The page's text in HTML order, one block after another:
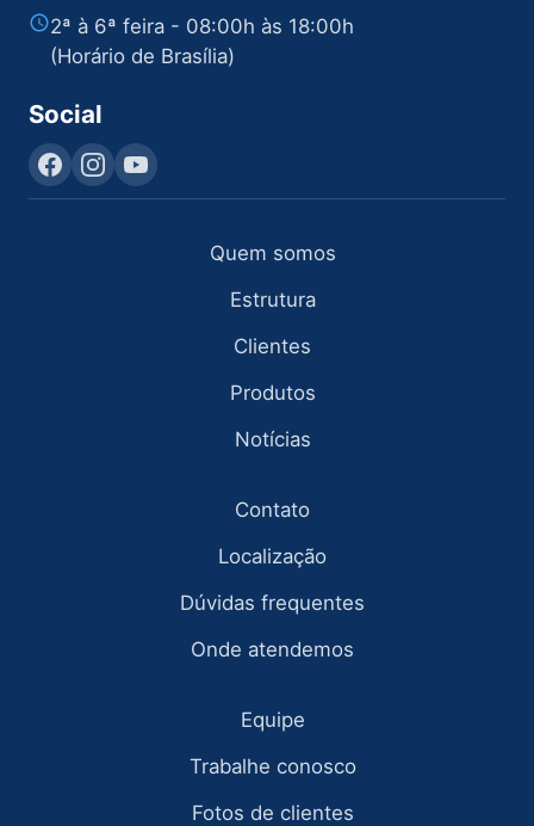
2ª à 6ª feira - 08:00h às 18:00h
(Horário de Brasília)
Social
Quem somos
Estrutura
Clientes
Produtos
Notícias
Contato
Localização
Dúvidas frequentes
Onde atendemos
Equipe
Trabalhe conosco
Fotos de clientes